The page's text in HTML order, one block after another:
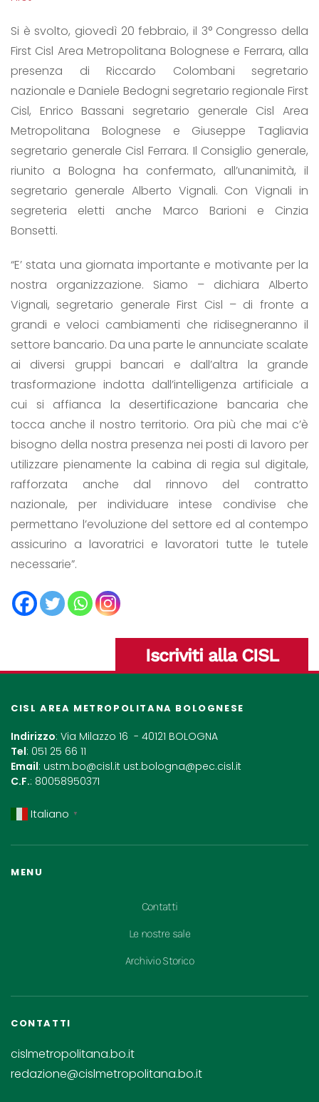
Si è svolto, giovedì 20 febbraio, il 3° Congresso della
First Cisl Area Metropolitana Bolognese e Ferrara, alla
presenza di Riccardo Colombani segretario
nazionale e Daniele Bedogni segretario regionale First
Cisl, Enrico Bassani segretario generale Cisl Area
Metropolitana Bolognese e Giuseppe Tagliavia
segretario generale Cisl Ferrara. Il Consiglio generale,
riunito a Bologna ha confermato, all’unanimità, il
segretario generale Alberto Vignali. Con Vignali in
segreteria eletti anche Marco Barioni e Cinzia
Bonsetti.
“E’ stata una giornata importante e motivante per la
nostra organizzazione. Siamo – dichiara Alberto
Vignali, segretario generale First Cisl – di fronte a
grandi e veloci cambiamenti che ridisegneranno il
settore bancario. Da una parte le annunciate scalate
ai diversi gruppi bancari e dall’altra la grande
trasformazione indotta dall’intelligenza artificiale a
cui si affianca la desertificazione bancaria che
tocca anche il nostro territorio. Ora più che mai c’è
bisogno della nostra presenza nei posti di lavoro per
utilizzare pienamente la cabina di regia sul digitale,
rafforzata anche dal rinnovo del contratto
nazionale, per individuare intese condivise che
permettano l’evoluzione del settore ed al contempo
assicurino a lavoratrici e lavoratori tutte le tutele
necessarie”.
Iscriviti alla CISL
CISL AREA METROPOLITANA BOLOGNESE
Indirizzo: Via Milazzo 16 - 40121 BOLOGNA
Tel: 051 25 66 11
Email: ustm.bo@cisl.it ust.bologna@pec.cisl.it
C.F.: 80058950371
Italiano ▼
MENU
Contatti
Le nostre sale
Archivio Storico
CONTATTI
cislmetropolitana.bo.it
redazione@cislmetropolitana.bo.it